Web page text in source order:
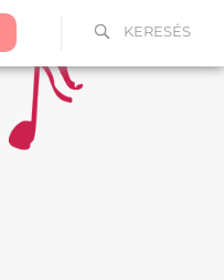
KERESÉS